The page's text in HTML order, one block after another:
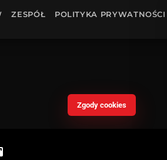
ZESPÓŁ POLITYKA PRYWATNOŚCI
Zgody cookies